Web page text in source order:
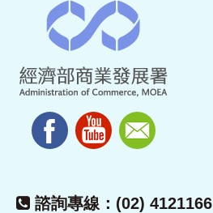
諮詢專線：(02) 4121166